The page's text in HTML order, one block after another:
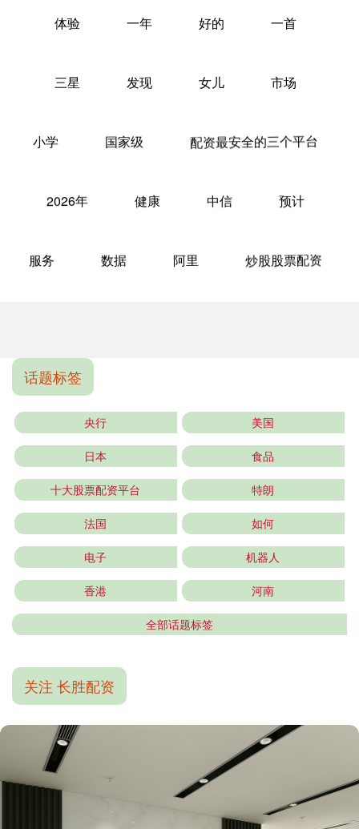
体验 一年 好的 一首
三星 发现 女儿 市场
小学 国家级 配资最安全的三个平台
2026年 健康 中信 预计
服务 数据 阿里 炒股股票配资
话题标签
央行 美国
日本 食品
十大股票配资平台 特朗
法国 如何
电子 机器人
香港 河南
全部话题标签
关注 长胜配资